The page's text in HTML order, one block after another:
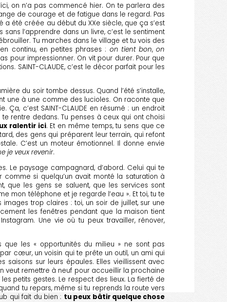
on n’a pas commencé hier. On te parlera des
de courage et de fatigue dans le regard. Pas
a été créée au début du XXe siècle, que ça s’est
l’apprendre dans un livre, c’est le sentiment
Tu marches dans le village et tu vois des
continu, en petites phrases : on tient bon,on
pour impressionner. On vit pour durer. Pour que
SAINT-CLAUDE, c’est le décor parfait pour les
du soir tombe dessus. Quand l’été s’installe,
une à une comme des lucioles. On raconte que
c’est SAINT-CLAUDE en résumé : un endroit
rentre dedans. Tu penses à ceux qui ont choisi
ralentir ici. Et en même temps, tu sens que ce
des gens qui préparent leur terrain, qui refont
C’est un moteur émotionnel. Il donne envie
je veux revenir.
Le paysage campagnard, d’abord. Celui qui te
si quelqu’un avait monté la saturation à
que les gens se saluent, que les services sont
mon téléphone et je regarde l’eau ». Et toi, tu te
trop claires : toi, un soir de juillet, sur une
les fenêtres pendant que la maison tient
Une vie où tu peux travailler, rénover,
que les « opportunités du milieu » ne sont pas
cœur, un voisin qui te prête un outil, un ami qui
sur leurs épaules. Elles vieillissent avec
veut remettre à neuf pour accueillir la prochaine
petits gestes. Le respect des lieux. La fierté de
tu repars, même si tu reprends la route vers
qui fait du bien : tu peux bâtir quelque chose